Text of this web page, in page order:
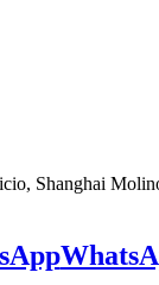
Shanghai